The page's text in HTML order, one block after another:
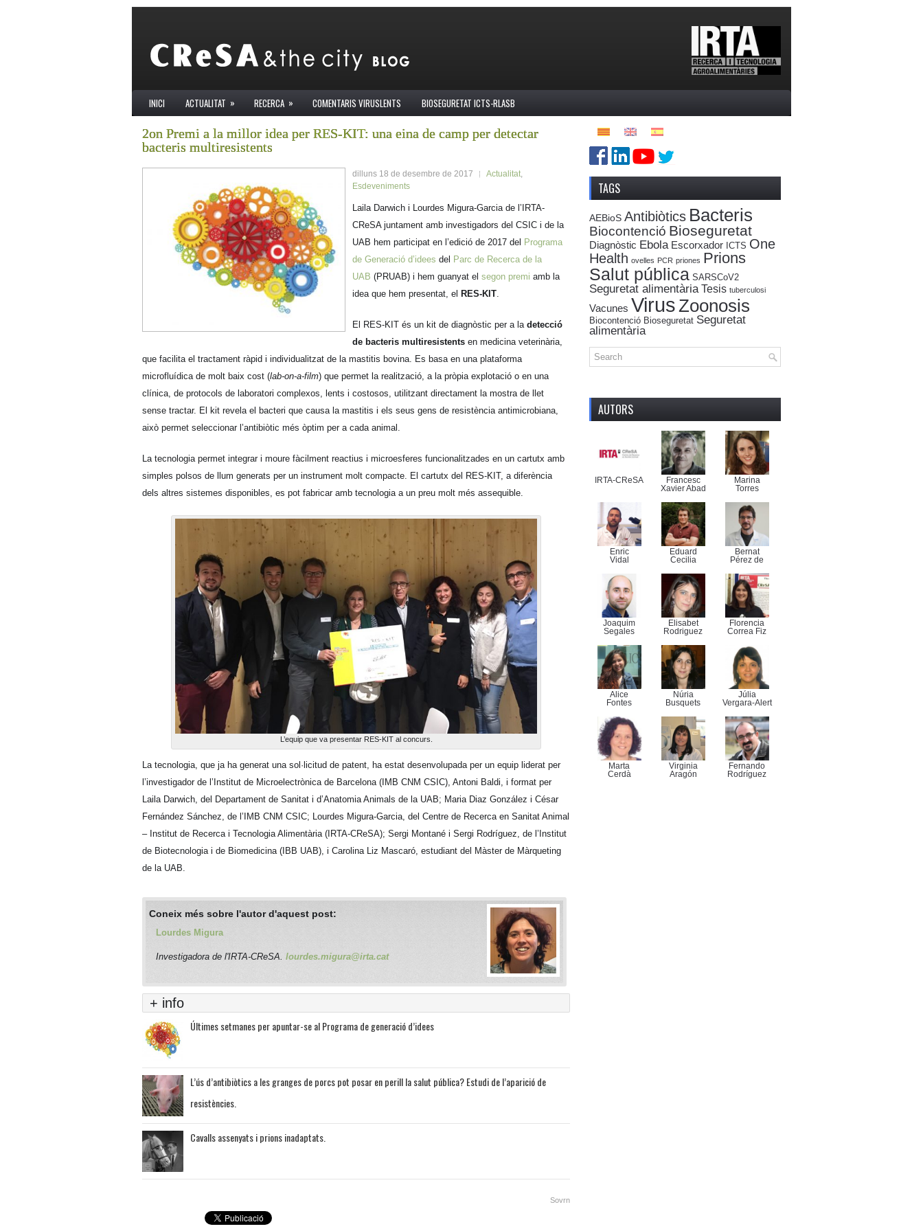
INICI ACTUALITAT » RECERCA » COMENTARIS VIRUSLENTS BIOSEGURETAT ICTS-RLASB
2on Premi a la millor idea per RES-KIT: una eina de camp per detectar
bacteris multiresistents
dilluns 18 de desembre de 2017 Actualitat,
Esdeveniments
Laila Darwich i Lourdes Migura-Garcia de l’IRTA-
CReSA juntament amb investigadors del CSIC i de la
UAB hem participat en l’edició de 2017 del Programa
de Generació d’idees del Parc de Recerca de la
UAB (PRUAB) i hem guanyat el segon premi amb la
idea que hem presentat, el RES-KIT.
El RES-KIT és un kit de diagnòstic per a la detecció
de bacteris multiresistents en medicina veterinària,
que facilita el tractament ràpid i individualitzat de la mastitis bovina. Es basa en una plataforma
microfluídica de molt baix cost (lab-on-a-film) que permet la realització, a la pròpia explotació o en una
clínica, de protocols de laboratori complexos, lents i costosos, utilitzant directament la mostra de llet
sense tractar. El kit revela el bacteri que causa la mastitis i els seus gens de resistència antimicrobiana,
això permet seleccionar l’antibiòtic més òptim per a cada animal.
La tecnologia permet integrar i moure fàcilment reactius i microesferes funcionalitzades en un cartutx amb
simples polsos de llum generats per un instrument molt compacte. El cartutx del RES-KIT, a diferència
dels altres sistemes disponibles, es pot fabricar amb tecnologia a un preu molt més assequible.
L’equip que va presentar RES-KIT al concurs.
La tecnologia, que ja ha generat una sol·licitud de patent, ha estat desenvolupada per un equip liderat per
l’investigador de l’Institut de Microelectrònica de Barcelona (IMB CNM CSIC), Antoni Baldi, i format per
Laila Darwich, del Departament de Sanitat i d’Anatomia Animals de la UAB; Maria Diaz González i César
Fernández Sánchez, de l’IMB CNM CSIC; Lourdes Migura-Garcia, del Centre de Recerca en Sanitat Animal
– Institut de Recerca i Tecnologia Alimentària (IRTA-CReSA); Sergi Montané i Sergi Rodríguez, de l’Institut
de Biotecnologia i de Biomedicina (IBB UAB), i Carolina Liz Mascaró, estudiant del Màster de Màrqueting
de la UAB.
Coneix més sobre l'autor d'aquest post:
Lourdes Migura
Investigadora de l'IRTA-CReSA. lourdes.migura@irta.cat
+ info
Últimes setmanes per apuntar-se al Programa de generació d’idees
L’ús d’antibiòtics a les granges de porcs pot posar en perill la salut pública? Estudi de l’aparició de
resistències.
Cavalls assenyats i prions inadaptats.
Sovrn
TAGS
AEBioS Antibiòtics Bacteris
Biocontenció Bioseguretat
Diagnòstic Ebola Escorxador ICTS One
Health ovelles PCR priones Prions
Salut pública SARSCoV2
Seguretat alimentària Tesis tuberculosi
Vacunes VirusZoonosis
Biocontenció Bioseguretat Seguretat
alimentària
AUTORS
IRTA-CReSA
Francesc
Xavier Abad
Marina
Torres
Enric
Vidal
Eduard
Cecilia
Bernat
Pérez de
Joaquim
Segales
Elisabet
Rodriguez
Florencia
Correa Fiz
Alice
Fontes
Núria
Busquets
Júlia
Vergara-Alert
Marta
Cerdà
Virginia
Aragón
Fernando
Rodríguez